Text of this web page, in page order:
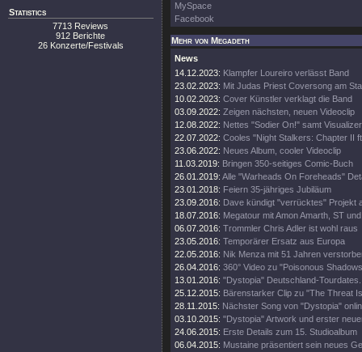
Statistics
7713 Reviews
912 Berichte
26 Konzerte/Festivals
MySpace
Facebook
Mehr von Megadeth
News
14.12.2023: Klampfer Loureiro verlässt Band
23.02.2023: Mit Judas Priest Coversong am
10.02.2023: Cover Künstler verklagt die Band
03.09.2022: Zeigen nächsten, neuen Videoclip
12.08.2022: Nettes "Sodier On!" samt Visualizer
22.07.2022: Cooles "Night Stalkers: Chapter II
23.06.2022: Neues Album, cooler Videoclip
11.03.2019: Bringen 350-seitiges Comic-Buch
26.01.2019: Alle "Warheads On Foreheads"
23.01.2018: Feiern 35-jähriges Jubiläum
23.09.2016: Dave kündigt "verrücktes" Projekt
18.07.2016: Megatour mit Amon Amarth, ST
06.07.2016: Trommler Chris Adler ist wohl raus
23.05.2016: Temporärer Ersatz aus Europa
22.05.2016: Nik Menza mit 51 Jahren
26.04.2016: 360° Video zu "Poisonous
13.01.2016: "Dystopia" Deutschland-Tourdates.
25.12.2015: Bärenstarker Clip zu "The Threat
28.11.2015: Nächster Song von "Dystopia"
03.10.2015: "Dystopia" Artwork und erster
24.06.2015: Erste Details zum 15. Studioalbum
06.04.2015: Mustaine präsentiert sein neues